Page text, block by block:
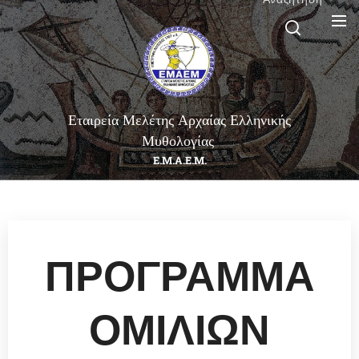
Εταιρεία Μελέτης Αρχαίας Ελληνικής
Μυθολογίας
Ε.Μ.Α.Ε.Μ.
ΠΡΟΓΡΑΜΜΑ
ΟΜΙΛΙΩΝ